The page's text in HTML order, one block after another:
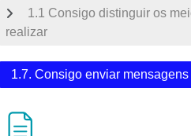
1.1 Consigo distinguir os
realizar
1.7. Consigo enviar